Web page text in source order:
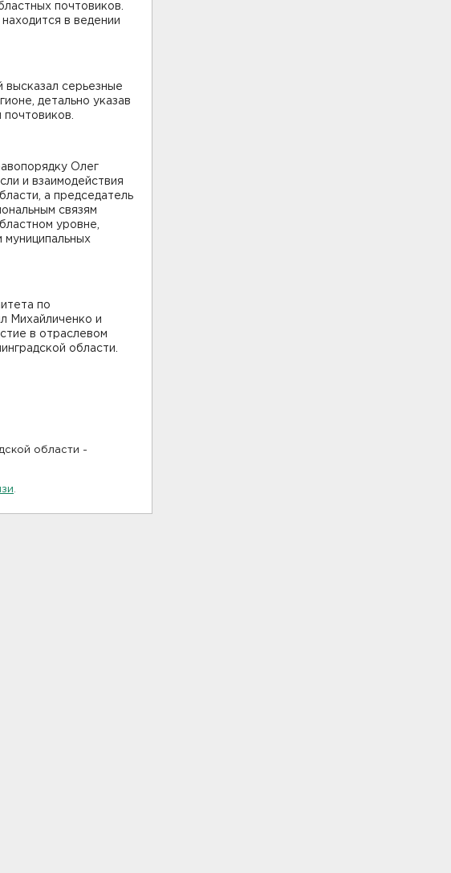
почтовиков.
в ведении
высказал серьезные
детально указав
Олег
и взаимодействия
а председатель
связям
уровне,
муниципальных
по
Михайличенко и
в отраслевом
области.
области -